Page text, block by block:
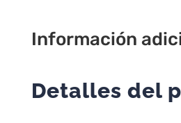
Información
Detalles del